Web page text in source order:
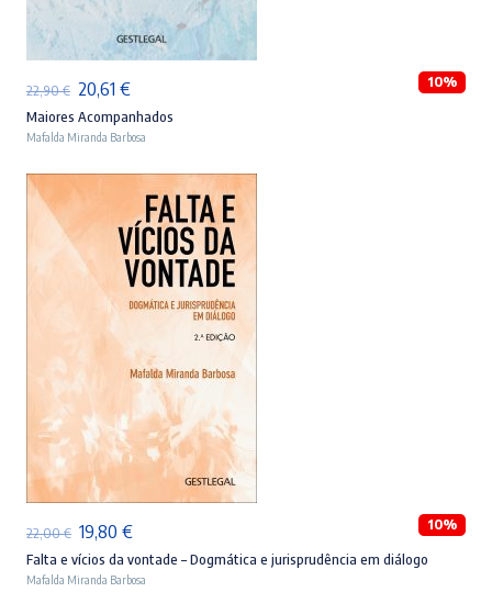
ADICIONAR
22,90€ O
preço
original
era:
20,61 €O
preço
atual
é:
20,61 €.
10%
Maiores Acompanhados
Mafalda Miranda Barbosa
ADICIONAR
22,00€ O
preço
original
19,80 €O
preço
atual
10%
Falta e vícios da vontade – Dogmática e jurisprudência em diálogo
Mafalda Miranda Barbosa